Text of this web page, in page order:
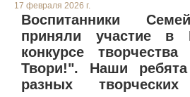
17 февраля 2026 г.
Воспитанники
приняли участие в
конкурсе
Твори!". Наши
разных